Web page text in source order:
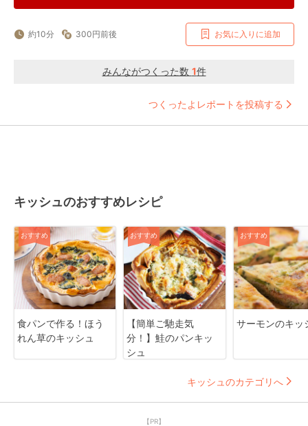
約10分 300円前後 お気に入りに追加
みんながつくった数 1件
つくったよレポートを投稿する
キッシュのおすすめレシピ
おすすめ
食パンで作る！ほう
れん草のキッシュ
おすすめ
【簡単ご馳走気
分！】鮭のパンキッ
シュ
おすすめ
サーモンのキッ
キッシュのカテゴリへ
【PR】